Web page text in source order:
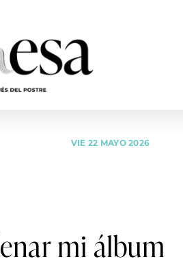
VIE 22 MAYO 2026
mi álbum